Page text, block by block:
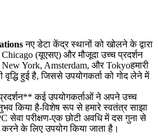
नए डेटा केंद्र स्थानों को खोलने के द्वारा
(यूएसए) और मौजूदा उच्च प्रदर्शन
York, Amsterdam, और Tokyoहमारी
वृद्धि हुई है, जिससे उपयोगकर्ता को गोद लेने में
कई उपयोगकर्ताओं ने अपने उच्च
किया है-विशेष रूप से हमारे स्वतंत्र साझा
सेवा परीक्षण-एक छोटी अवधि में दस गुना से
के लिए उपयोग किया जाता है।